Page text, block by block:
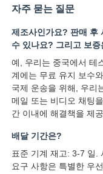
자주 묻는 질문
제조사인가요? 판매 후
수 있나요? 그리고 보
예, 우리는 중국에서 테
계에는 무료 유지 보수
국제 운송을 위해, 우리
메일 또는 비디오 채팅
간 이내에 해결책을 제
배달 기간은?
표준 기계 재고: 3-7 일.
요구 사항은 특별한 우선